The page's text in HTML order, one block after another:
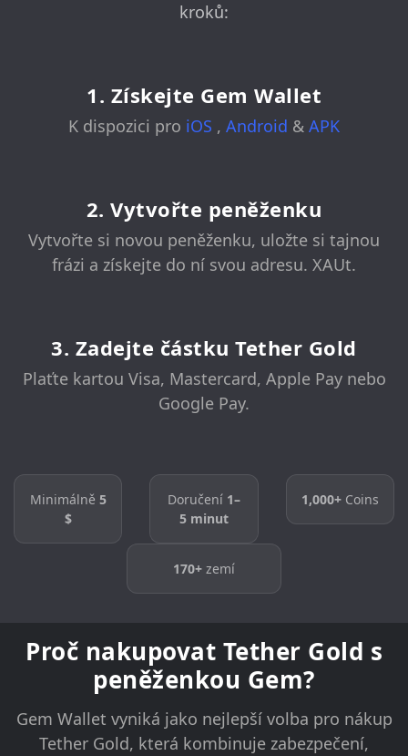
kroků:
1. Získejte Gem Wallet
K dispozici pro iOS , Android & APK
2. Vytvořte peněženku
Vytvořte si novou peněženku, uložte si tajnou
frázi a získejte do ní svou adresu. XAUt.
3. Zadejte částku Tether Gold
Plaťte kartou Visa, Mastercard, Apple Pay nebo
Google Pay.
Minimálně 5
$
Doručení 1–
5 minut
1,000+Coins
170+ zemí
Proč nakupovat Tether Gold s
peněženkou Gem?
Gem Wallet vyniká jako nejlepší volba pro nákup
Tether Gold, která kombinuje zabezpečení,